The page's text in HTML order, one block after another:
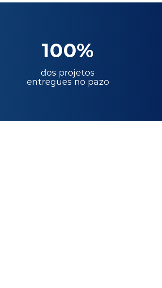
100%
dos projetos
entregues no pazo